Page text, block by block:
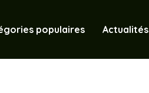
populaires Actualités